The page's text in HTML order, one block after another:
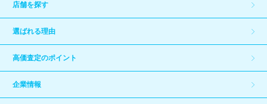
店舗を探す
選ばれる理由
高価査定のポイント
企業情報